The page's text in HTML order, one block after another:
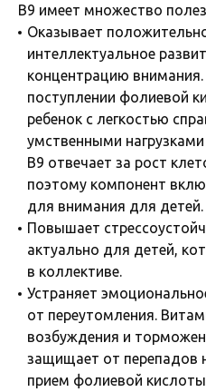
B9 имеет множество
Оказывает
интеллектуальное
концентрацию
поступлении фолиевой
ребенок с легкостью
умственными
B9 отвечает за рост
поэтому компонент
для внимания для детей.
Повышает
актуально для детей,
в коллективе.
Устраняет
от переутомления.
возбуждения и
защищает от перепадов
прием фолиевой